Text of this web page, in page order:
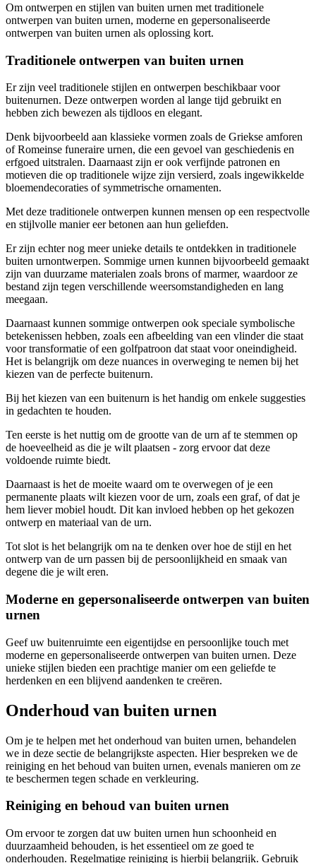
Om ontwerpen en stijlen van buiten urnen met traditionele
ontwerpen van buiten urnen, moderne en gepersonaliseerde
ontwerpen van buiten urnen als oplossing kort.
Traditionele ontwerpen van buiten urnen
Er zijn veel traditionele stijlen en ontwerpen beschikbaar voor
buitenurnen. Deze ontwerpen worden al lange tijd gebruikt en
hebben zich bewezen als tijdloos en elegant.
Denk bijvoorbeeld aan klassieke vormen zoals de Griekse amforen
of Romeinse funeraire urnen, die een gevoel van geschiedenis en
erfgoed uitstralen. Daarnaast zijn er ook verfijnde patronen en
motieven die op traditionele wijze zijn versierd, zoals ingewikkelde
bloemendecoraties of symmetrische ornamenten.
Met deze traditionele ontwerpen kunnen mensen op een respectvolle
en stijlvolle manier eer betonen aan hun geliefden.
Er zijn echter nog meer unieke details te ontdekken in traditionele
buiten urnontwerpen. Sommige urnen kunnen bijvoorbeeld gemaakt
zijn van duurzame materialen zoals brons of marmer, waardoor ze
bestand zijn tegen verschillende weersomstandigheden en lang
meegaan.
Daarnaast kunnen sommige ontwerpen ook speciale symbolische
betekenissen hebben, zoals een afbeelding van een vlinder die staat
voor transformatie of een golfpatroon dat staat voor oneindigheid.
Het is belangrijk om deze nuances in overweging te nemen bij het
kiezen van de perfecte buitenurn.
Bij het kiezen van een buitenurn is het handig om enkele suggesties
in gedachten te houden.
Ten eerste is het nuttig om de grootte van de urn af te stemmen op
de hoeveelheid as die je wilt plaatsen - zorg ervoor dat deze
voldoende ruimte biedt.
Daarnaast is het de moeite waard om te overwegen of je een
permanente plaats wilt kiezen voor de urn, zoals een graf, of dat je
hem liever mobiel houdt. Dit kan invloed hebben op het gekozen
ontwerp en materiaal van de urn.
Tot slot is het belangrijk om na te denken over hoe de stijl en het
ontwerp van de urn passen bij de persoonlijkheid en smaak van
degene die je wilt eren.
Moderne en gepersonaliseerde ontwerpen van buiten
urnen
Geef uw buitenruimte een eigentijdse en persoonlijke touch met
moderne en gepersonaliseerde ontwerpen van buiten urnen. Deze
unieke stijlen bieden een prachtige manier om een geliefde te
herdenken en een blijvend aandenken te creëren.
Onderhoud van buiten urnen
Om je te helpen met het onderhoud van buiten urnen, behandelen
we in deze sectie de belangrijkste aspecten. Hier bespreken we de
reiniging en het behoud van buiten urnen, evenals manieren om ze
te beschermen tegen schade en verkleuring.
Reiniging en behoud van buiten urnen
Om ervoor te zorgen dat uw buiten urnen hun schoonheid en
duurzaamheid behouden, is het essentieel om ze goed te
onderhouden. Regelmatige reiniging is hierbij belangrijk. Gebruik